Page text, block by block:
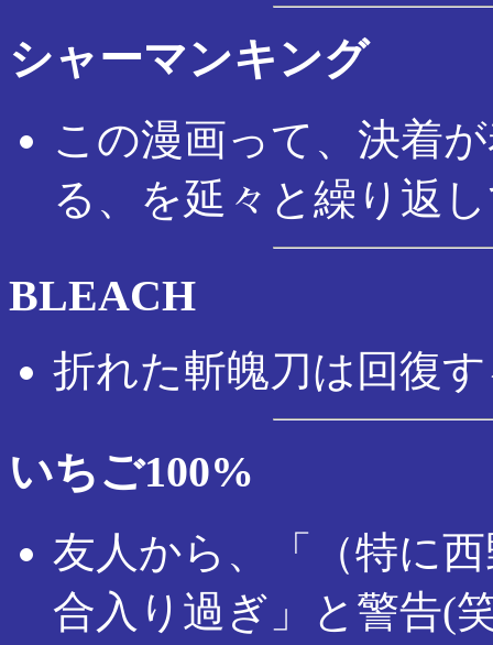
シャーマンキング
この漫画って、決着
る、を延々と繰り返
BLEACH
折れた斬魄刀は回復
いちご100%
友人から、「（特に
合入り過ぎ」と警告(